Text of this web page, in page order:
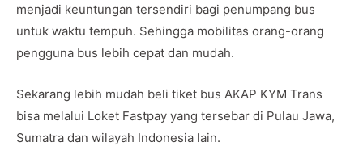
menjadi keuntungan tersendiri bagi penumpang bus
untuk waktu tempuh. Sehingga mobilitas orang-orang
pengguna bus lebih cepat dan mudah.
Sekarang lebih mudah beli tiket bus AKAP KYM Trans
bisa melalui Loket Fastpay yang tersebar di Pulau Jawa,
Sumatra dan wilayah Indonesia lain.